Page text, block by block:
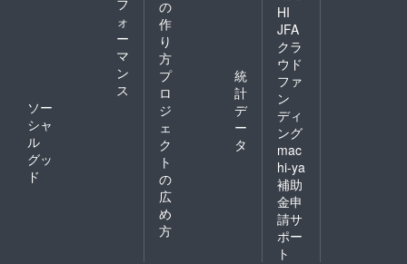
フ
ォ
ー
マ
ン
ス
ソー
シャ
ル
グッ
ド
の
作
り
方
プ
ロ
ジ
ェ
ク
ト
の
広
め
方
統
計
デ
ー
タ
HI
JFA
クラ
ウド
ファ
ン
ディ
ング
mac
hi-ya
補助
金申
請サ
ポー
ト